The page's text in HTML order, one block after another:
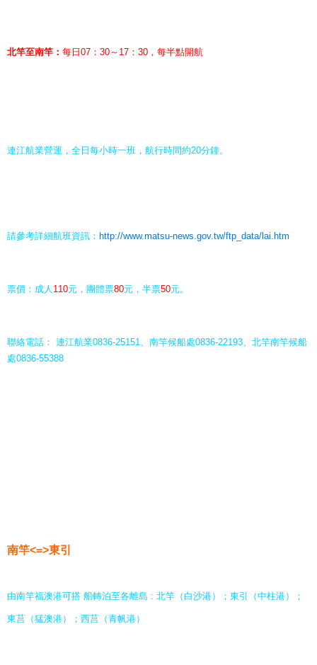
北竿至南竿： 每日07：30～17：30，每半點開航
連江航業營運，全日每小時一班，航行時間約20分鐘。
請參考詳細航班資訊： http://www.matsu-news.gov.tw/ftp_data/lai.htm
票價：成人 110元，團體票80元，半票50元。
聯絡電話： 連江航業0836-25151、南竿候船處0836-22193、北竿南竿候船
處0836-55388
南竿<=>東引
由南竿福澳港可搭 船轉泊至各離島 : 北竿（白沙港）；東引（中柱港）；
東莒（猛澳港）；西莒（青帆港）